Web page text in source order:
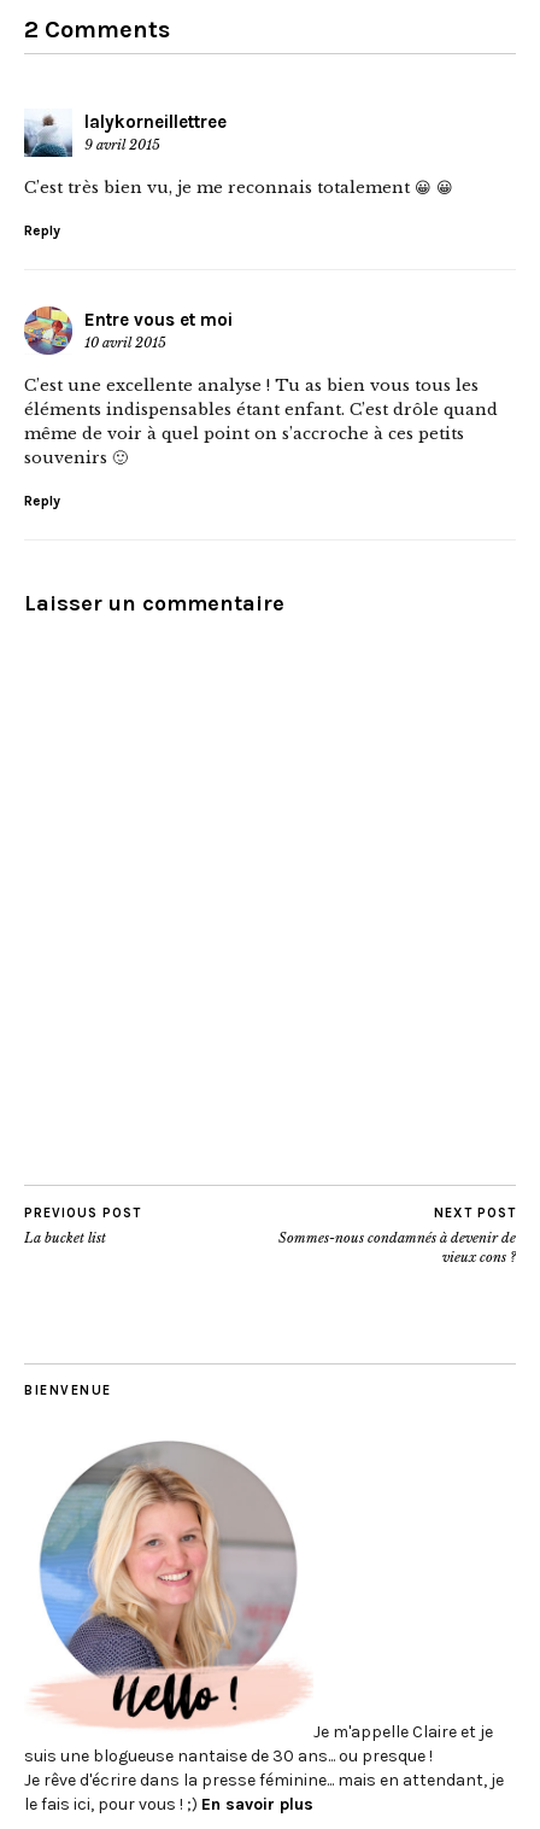
2 Comments
lalykorneillettree
9 avril 2015
C’est très bien vu, je me reconnais totalement 😀 😀
Reply
Entre vous et moi
10 avril 2015
C’est une excellente analyse ! Tu as bien vous tous les
éléments indispensables étant enfant. C’est drôle quand
même de voir à quel point on s’accroche à ces petits
souvenirs 🙂
Reply
Laisser un commentaire
PREVIOUS POST
La bucket list
NEXT POST
Sommes-nous condamnés à devenir de
vieux cons ?
BIENVENUE
Je m'appelle Claire et je
suis une blogueuse nantaise de 30 ans... ou presque !
Je rêve d'écrire dans la presse féminine... mais en attendant, je
le fais ici, pour vous ! ;) En savoir plus